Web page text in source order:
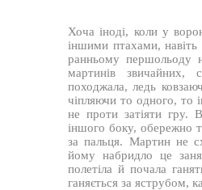
Хоча іноді, коли у
іншими птахами,
ранньому першольоду
мартинів звичайних,
походжала, ледь
чіпляючи то одного, то
не проти затіяти гру.
іншого боку, обережно
за пальця. Мартин не
йому набридло це
полетіла й почала
ганяється за яструбом,